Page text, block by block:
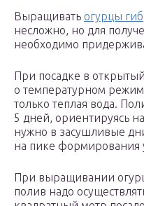
Выращивать огурцы
несложно, но для
необходимо
При посадке в
о температурном
только теплая вода.
5 дней, ориентируясь
нужно в засушливые
на пике формирования
При выращивании
полив надо